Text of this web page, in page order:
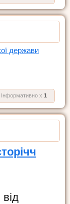
держави
Інформативно x 1